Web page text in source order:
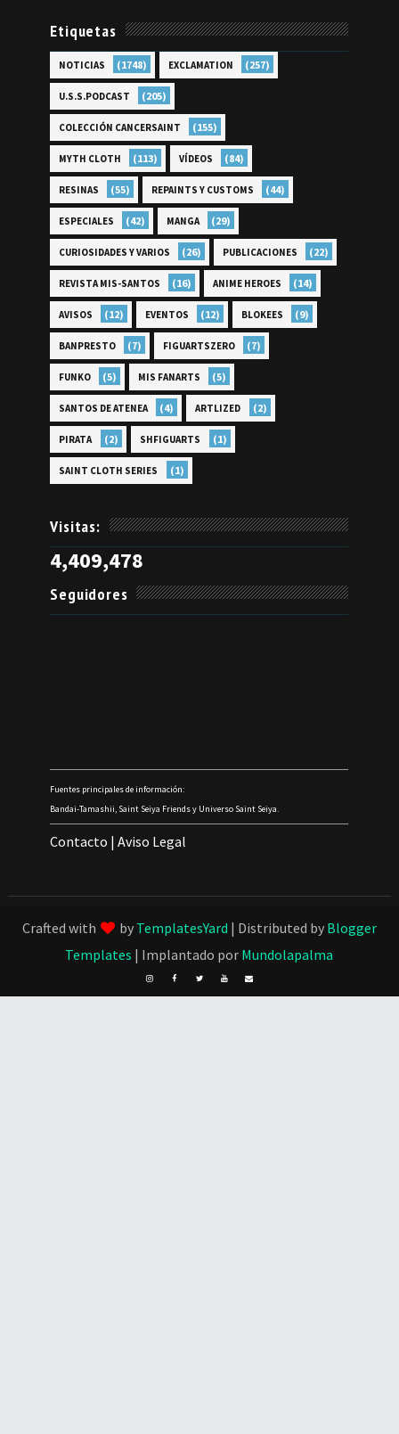
Etiquetas
NOTICIAS (1748) EXCLAMATION (257)
U.S.S.PODCAST (205)
COLECCIÓN CANCERSAINT (155)
MYTH CLOTH (113) VÍDEOS (84)
RESINAS (55) REPAINTS Y CUSTOMS (44)
ESPECIALES (42) MANGA (29)
CURIOSIDADES Y VARIOS (26) PUBLICACIONES (22)
REVISTA MIS-SANTOS (16) ANIME HEROES (14)
AVISOS (12) EVENTOS (12) BLOKEES (9)
BANPRESTO (7) FIGUARTSZERO (7)
FUNKO (5) MIS FANARTS (5)
SANTOS DE ATENEA (4) ARTLIZED (2)
PIRATA (2) SHFIGUARTS (1)
SAINT CLOTH SERIES (1)
Visitas:
4,409,478
Seguidores
Fuentes principales de información:
Bandai-Tamashii, Saint Seiya Friends y Universo Saint Seiya.
Contacto |Aviso Legal
Crafted with by TemplatesYard | Distributed by Blogger
Templates | Implantado por Mundolapalma